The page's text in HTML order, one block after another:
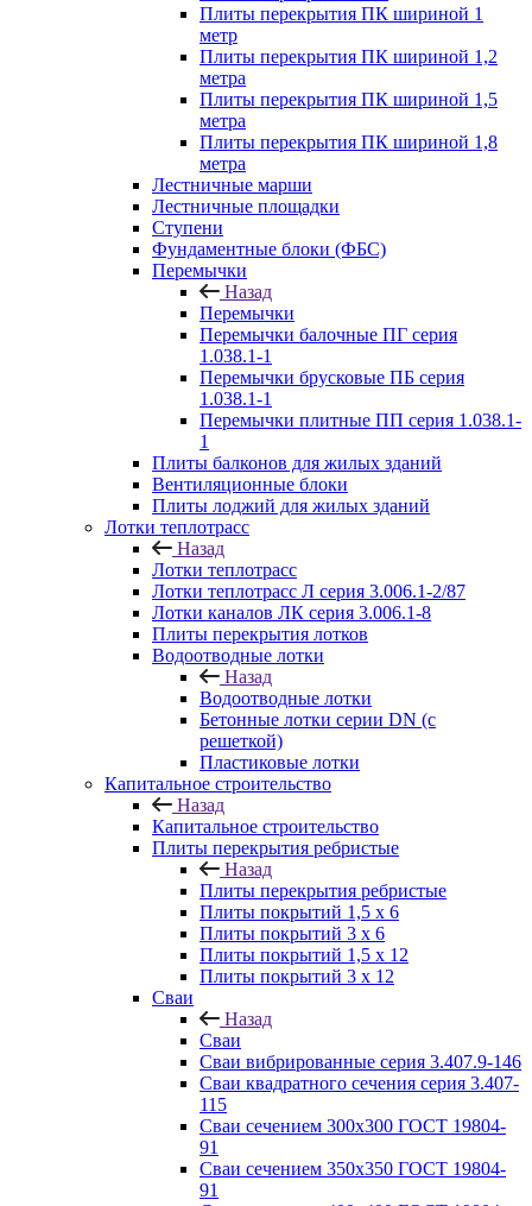
Плиты перекрытия ПК шириной 1
метр
Плиты перекрытия ПК шириной 1,2
метра
Плиты перекрытия ПК шириной 1,5
метра
Плиты перекрытия ПК шириной 1,8
метра
Лестничные марши
Лестничные площадки
Ступени
Фундаментные блоки (ФБС)
Перемычки
Назад
Перемычки
Перемычки балочные ПГ серия
1.038.1-1
Перемычки брусковые ПБ серия
1.038.1-1
Перемычки плитные ПП серия 1.038.1-
1
Плиты балконов для жилых зданий
Вентиляционные блоки
Плиты лоджий для жилых зданий
Лотки теплотрасс
Назад
Лотки теплотрасс
Лотки теплотрасс Л серия 3.006.1-2/87
Лотки каналов ЛК серия 3.006.1-8
Плиты перекрытия лотков
Водоотводные лотки
Назад
Водоотводные лотки
Бетонные лотки серии DN (с
решеткой)
Пластиковые лотки
Капитальное строительство
Назад
Капитальное строительство
Плиты перекрытия ребристые
Назад
Плиты перекрытия ребристые
Плиты покрытий 1,5 x 6
Плиты покрытий 3 x 6
Плиты покрытий 1,5 x 12
Плиты покрытий 3 x 12
Сваи
Назад
Сваи
Сваи вибрированные серия 3.407.9-146
Сваи квадратного сечения серия 3.407-
115
Сваи сечением 300х300 ГОСТ 19804-
91
Сваи сечением 350х350 ГОСТ 19804-
91